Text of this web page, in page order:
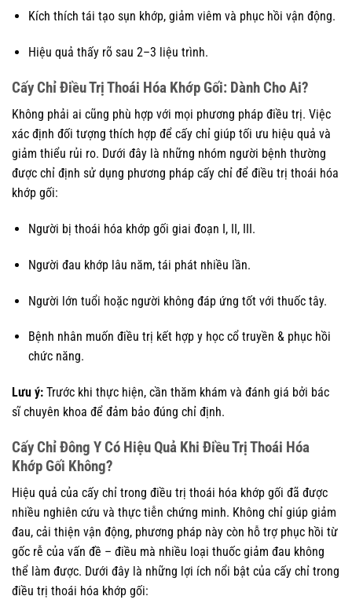
Kích thích tái tạo sụn khớp, giảm viêm và phục hồi vận động.
Hiệu quả thấy rõ sau 2–3 liệu trình.
Cấy Chỉ Điều Trị Thoái Hóa Khớp Gối: Dành Cho Ai?
Không phải ai cũng phù hợp với mọi phương pháp điều trị. Việc
xác định đối tượng thích hợp để cấy chỉ giúp tối ưu hiệu quả và
giảm thiểu rủi ro. Dưới đây là những nhóm người bệnh thường
được chỉ định sử dụng phương pháp cấy chỉ để điều trị thoái hóa
khớp gối:
Người bị thoái hóa khớp gối giai đoạn I, II, III.
Người đau khớp lâu năm, tái phát nhiều lần.
Người lớn tuổi hoặc người không đáp ứng tốt với thuốc tây.
Bệnh nhân muốn điều trị kết hợp y học cổ truyền & phục hồi
chức năng.
Lưu ý: Trước khi thực hiện, cần thăm khám và đánh giá bởi bác
sĩ chuyên khoa để đảm bảo đúng chỉ định.
Cấy Chỉ Đông Y Có Hiệu Quả Khi Điều Trị Thoái Hóa
Khớp Gối Không?
Hiệu quả của cấy chỉ trong điều trị thoái hóa khớp gối đã được
nhiều nghiên cứu và thực tiễn chứng minh. Không chỉ giúp giảm
đau, cải thiện vận động, phương pháp này còn hỗ trợ phục hồi từ
gốc rễ của vấn đề – điều mà nhiều loại thuốc giảm đau không
thể làm được. Dưới đây là những lợi ích nổi bật của cấy chỉ trong
điều trị thoái hóa khớp gối: